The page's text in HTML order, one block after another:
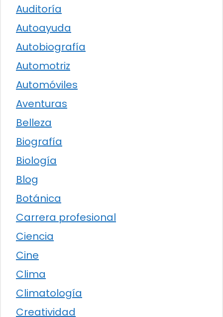
Auditoría
Autoayuda
Autobiografía
Automotriz
Automóviles
Aventuras
Belleza
Biografía
Biología
Blog
Botánica
Carrera profesional
Ciencia
Cine
Clima
Climatología
Creatividad